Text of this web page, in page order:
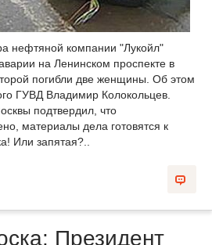
нефтяной компании "Лукойл"
на Ленинском проспекте в
погибли две женщины. Об этом
ГУВД Владимир Колокольцев.
подтвердил, что
материалы дела готовятся к
Или запятая?..
Президент